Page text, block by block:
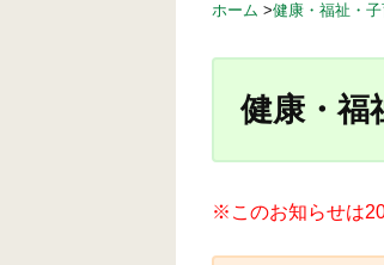
ホーム >健康・福祉・子
健康・福
※このお知らせは